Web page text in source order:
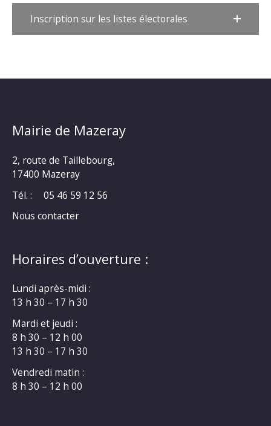
Inscription sur les listes électorales
Mairie de Mazeray
2, route de Taillebourg,
17400 Mazeray
Tél. :
05 46 59 12 56
Nous contacter
Horaires d’ouverture :
Lundi après-midi :
13 h 30 – 17 h 30
Mardi et jeudi :
8 h 30 – 12 h 00
13 h 30 – 17 h 30
Vendredi matin :
8 h 30 – 12 h 00